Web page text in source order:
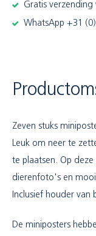
Gratis
WhatsApp +31
Zeven stuks
Leuk om neer te
te plaatsen. Op
dierenfoto's en
Inclusief houder van
De miniposters